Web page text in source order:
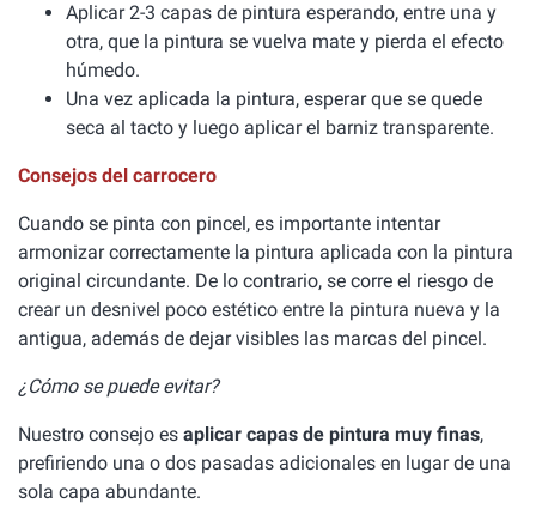
Aplicar 2-3 capas de pintura esperando, entre una y
otra, que la pintura se vuelva mate y pierda el efecto
húmedo.
Una vez aplicada la pintura, esperar que se quede
seca al tacto y luego aplicar el barniz transparente.
Consejos del carrocero
Cuando se pinta con pincel, es importante intentar
armonizar correctamente la pintura aplicada con la pintura
original circundante. De lo contrario, se corre el riesgo de
crear un desnivel poco estético entre la pintura nueva y la
antigua, además de dejar visibles las marcas del pincel.
¿Cómo se puede evitar?
Nuestro consejo es aplicar capas de pintura muy finas,
prefiriendo una o dos pasadas adicionales en lugar de una
sola capa abundante.